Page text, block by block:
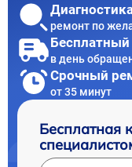
ремонт по
в день
Срочный
от 35 минут
Бесплатная